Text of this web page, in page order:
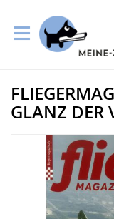
zum
Inhalt
Zum
Ende
der
Bildergalerie
springen
GLANZ DER